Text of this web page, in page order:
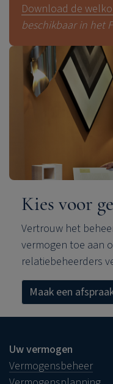
Download de
beschikbaar in het
Kies voor
Vertrouw het
vermogen toe aan
relatiebeheerders
Maak een
Uw vermogen
Vermogensbeheer